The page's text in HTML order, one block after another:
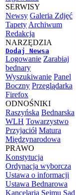
SERWISY
Newsy Galeria Zdjęć
Tapety Archiwum
Redakcja
NARZĘDZIA
Dodaj Newsa
Logowanie Zarabiaj
bednary
Wyszukiwanie Panel
Boczny Przeglądarka
Firefox
ODNOŚNIKI
Raszyńska Bednarska
WLH Towarzystwo
Przyjaciół Matura
Międzynarodowa
PRAWO
Konstytucja
Ordynacja wyborcza
Ustawa o informacji
Ustawa Bednarowa
Kancelaria Sejmu Sąd